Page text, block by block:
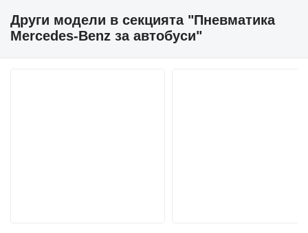
Други модели в секцията "Пневматика
Mercedes-Benz за автобуси"